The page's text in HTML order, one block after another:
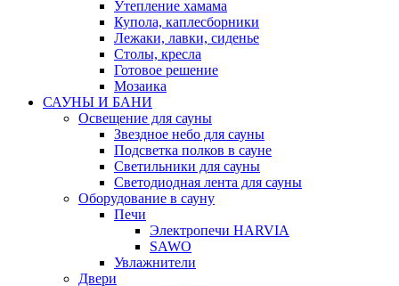
Утепление хамама
Купола, каплесборники
Лежаки, лавки, сиденье
Столы, кресла
Готовое решение
Мозаика
САУНЫ И БАНИ
Освещение для сауны
Звездное небо для сауны
Подсветка полков в сауне
Светильники для сауны
Светодиодная лента для сауны
Оборудование в сауну
Печи
Электропечи HARVIA
SAWO
Увлажнители
Двери